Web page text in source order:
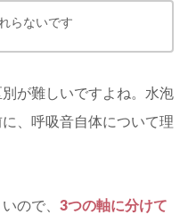
らないです
が難しいですよね。水泡
、呼吸音自体について理
ので、 3つの軸に分けて